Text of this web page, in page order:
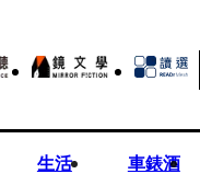
生活 車錶酒